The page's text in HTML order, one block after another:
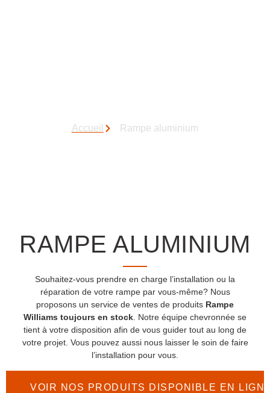
Accueil Rampe aluminium
RAMPE ALUMINIUM
Souhaitez-vous prendre en charge l’installation ou la
réparation de votre rampe par vous-même? Nous
proposons un service de ventes de produits Rampe
Williams toujours en stock. Notre équipe chevronnée se
tient à votre disposition afin de vous guider tout au long de
votre projet. Vous pouvez aussi nous laisser le soin de faire
l’installation pour vous.
VOIR NOS PRODUITS DISPONIBLE EN